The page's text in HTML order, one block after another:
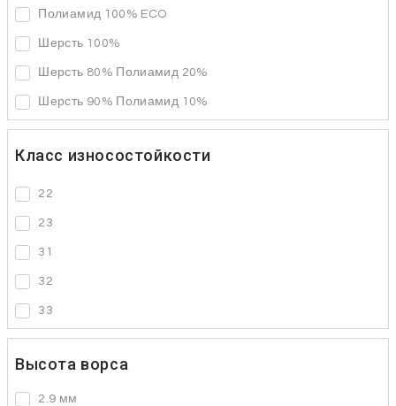
Полиамид 100% ECO
Шерсть 100%
Шерсть 80% Полиамид 20%
Шерсть 90% Полиамид 10%
Класс износостойкости
22
23
31
32
33
Высота ворса
2.9 мм